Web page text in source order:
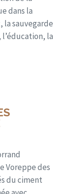
dans la
la sauvegarde
la
Voreppe des
du ciment